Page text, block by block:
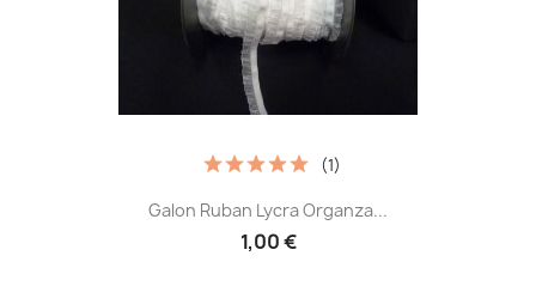
Galon Ruban Lycra Organza...
1,00 €
(1)